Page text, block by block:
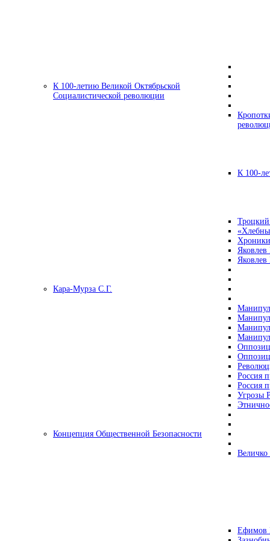
К 100-летию Великой Октябрьской
Социалистической революции
К 100-
Кара-Мурза С.Г.
Россия
Россия
Угрозы
Концепция Общественной Безопасности
Ефимов